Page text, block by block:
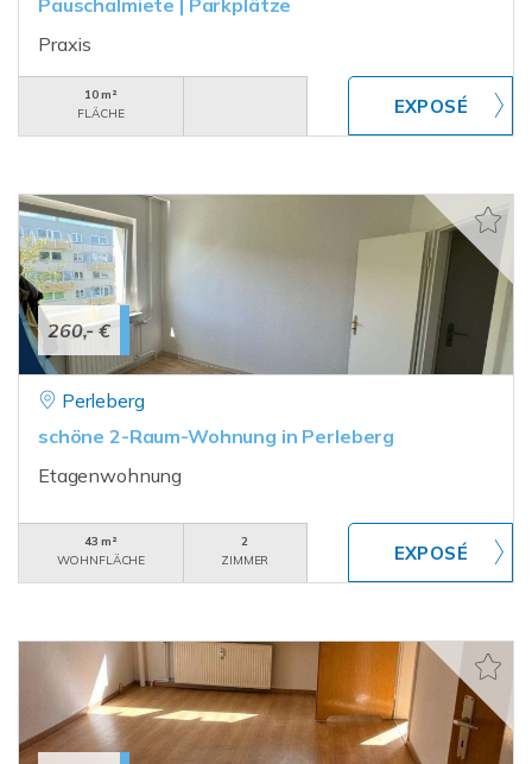
Pauschalmiete | Parkplätze
Praxis
10 m²
FLÄCHE
260,- €
Perleberg
schöne 2-Raum-Wohnung in Perleberg
Etagenwohnung
43 m²
WOHNFLÄCHE
2
ZIMMER